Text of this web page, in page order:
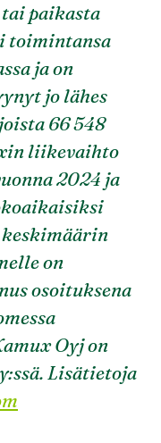
paikasta
toimintansa
ja on
jo lähes
66 548
liikevaihto
2024 ja
on
osoituksena
Oyj on
Lisätietoja